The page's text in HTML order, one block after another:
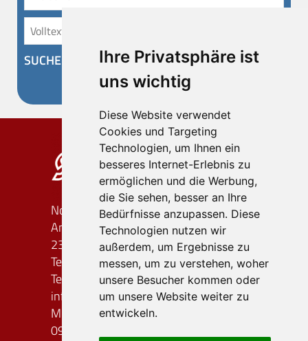
Ihre Privatsphäre ist
uns wichtig
Diese Website verwendet
Cookies und Targeting
Technologien, um Ihnen ein
besseres Internet-Erlebnis zu
ermöglichen und die Werbung,
die Sie sehen, besser an Ihre
Bedürfnisse anzupassen. Diese
Technologien nutzen wir
außerdem, um Ergebnisse zu
messen, um zu verstehen, woher
unsere Besucher kommen oder
um unsere Website weiter zu
entwickeln.
SUCHEN
Nordland-Reiseagentur OHG
An der Bäderstraße 58/60
23701 Süsel
Telefon: (0 45 24) 7 45 48
Telefax: (0 45 24) 7 03 05 68
info
nordland-reiseagentur.de
Montag - Freitag
09.00 - 12.00 Uhr / 14.00 - 17.00 Uhr